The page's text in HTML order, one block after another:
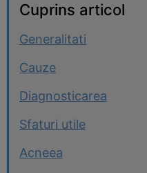
Cuprins articol
Generalitati
Cauze
Diagnosticarea
Sfaturi utile
Acneea